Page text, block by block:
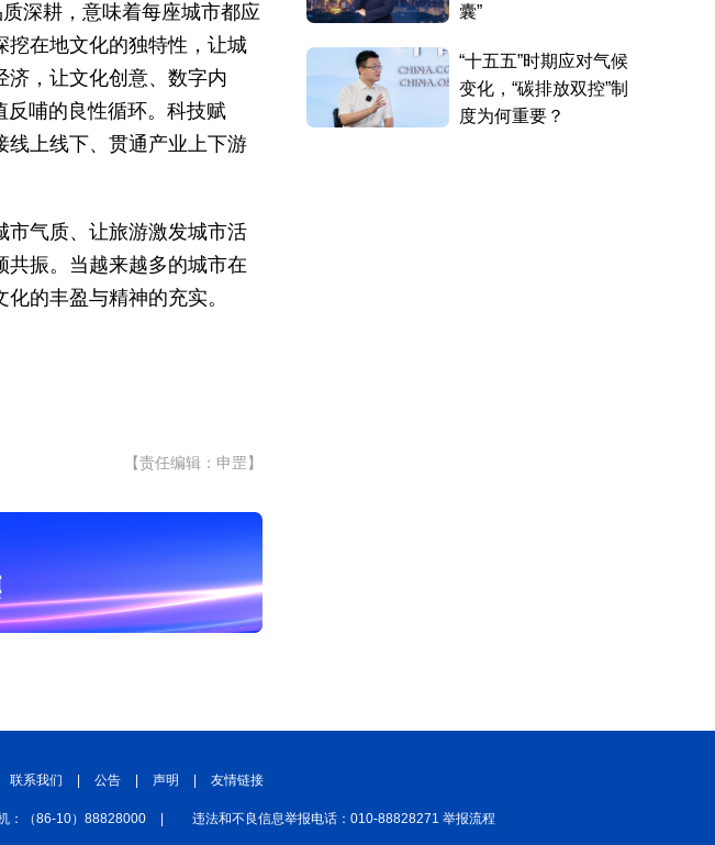
深耕，意味着每座城市都应
挖在地文化的独特性，让城
济，让文化创意、数字内
反哺的良性循环。科技赋
线上线下、贯通产业上下游
市气质、让旅游激发城市活
共振。当越来越多的城市在
的丰盈与精神的充实。
【责任编辑：申罡】
联系我们 公告 声明 友情链接
：（86-10）88828000 违法和不良信息举报电话：010-88828271 举报流程